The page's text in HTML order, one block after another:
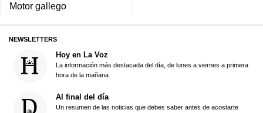
Motor gallego
NEWSLETTERS
Hoy en La Voz
La información más destacada del día, de lunes a viernes a primera
hora de la mañana
Al final del día
Un resumen de las noticias que debes saber antes de acostarte